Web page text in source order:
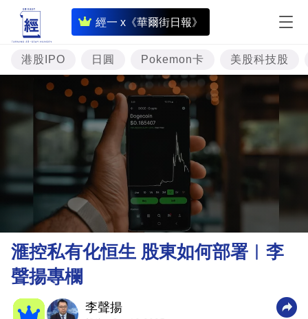
經一 x《華爾街日報》
即
時
財
經
專
題
投
資
樓
市
理
財
業
港股IPO 日圓 Pokemon卡 美股科技股
滙控私有化恒生 股東如何部署︳李
聲揚專欄
李聲揚